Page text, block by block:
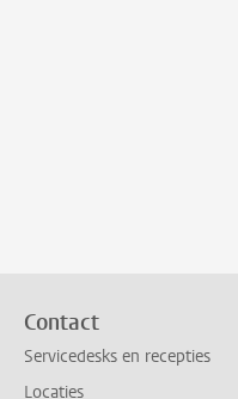
Contact
Servicedesks en recepties
Locaties